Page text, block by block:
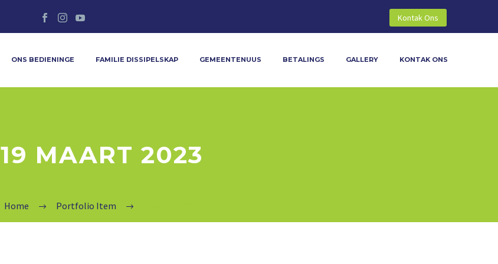
Kontak Ons
ONS BEDIENINGE FAMILIE DISSIPELSKAP GEMEENTENUUS BETALINGS GALLERY KONTAK ONS
19 MAART 2023
Home Portfolio Item